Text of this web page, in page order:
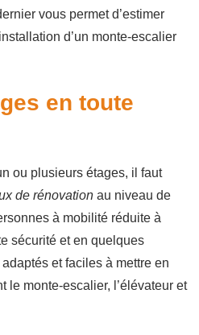
vous permet d’estimer
d’un monte-escalier
en toute
ou plusieurs étages, il faut
de rénovation au niveau de
à mobilité réduite à
sécurité et en quelques
et faciles à mettre en
le monte-escalier, l’élévateur et